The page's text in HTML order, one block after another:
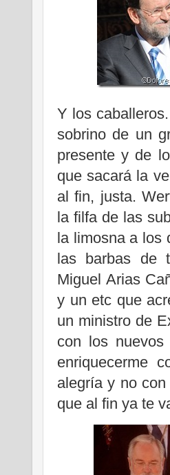
Y los
sobrino de un
presente y de
que sacará la
al fin, justa.
la filfa de las
la limosna a los
las barbas de
Miguel Arias
y un etc que
un ministro de
con los
enriquecerme
alegría y no con
que al fin ya te